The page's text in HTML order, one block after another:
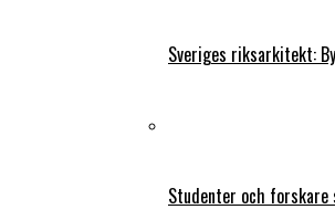
Sveriges riksarkitekt:
Studenter och